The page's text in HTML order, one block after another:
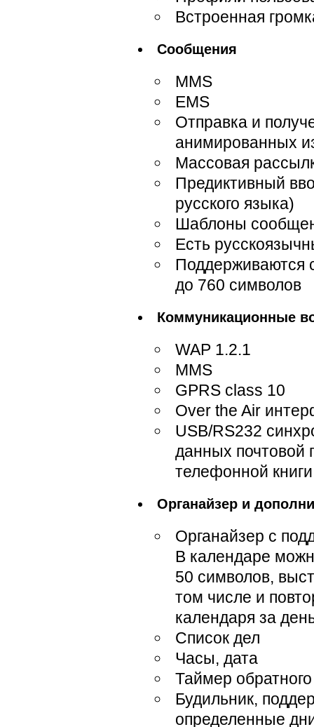
Встроенная
Сообщения
MMS
EMS
Отправка и
анимированных
Массовая
Предиктивный
русского языка)
Шаблоны
Есть
Поддерживаются
до 760 символов
Коммуникационные
WAP 1.2.1
MMS
GPRS class 10
Over the Air
USB/RS232
данных почтовой
телефонной книги
Органайзер и
Органайзер с
В календаре
50 символов,
том числе и
календаря за
Список дел
Часы, дата
Таймер
Будильник,
определенные